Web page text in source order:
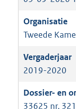
Tweede
2019-2020
33625 nr. 321